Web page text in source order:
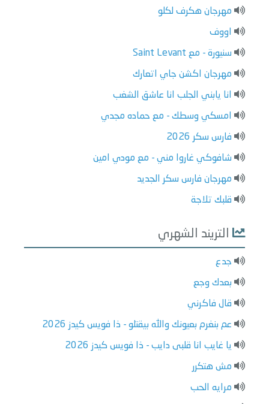
مهرجان هكرف لكلو
اووف
سنيورة - مع Saint Levant
مهرجان اكشن جاي اتعارك
انا يابني الجلب انا عاشق الشغب
امسكي وسطك - مع حماده مجدي
فارس سكر 2026
شافوكي غاروا مني - مع مودي امين
مهرجان فارس سكر الجديد
قلبك تلاجة
التريند الشهري
جدع
بعدك وجع
قال فاكرني
عم بنغرم بعيونك والله بيقتلو - ذا فويس كيدز 2026
يا غايب انا قلبى دايب - ذا فويس كيدز 2026
مش هتكرر
مرايه الحب